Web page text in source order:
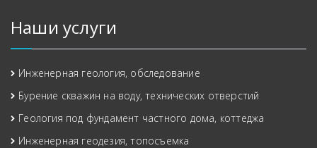
Наши услуги
Инженерная геология, обследование
Бурение скважин на воду, технических отверстий
Геология под фундамент частного дома, коттеджа
Инженерная геодезия, топосъемка